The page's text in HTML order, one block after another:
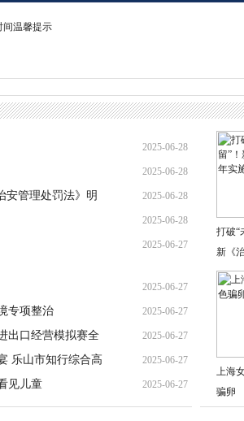
间温馨提示
2025-06-28
2025-06-28
安管理处罚法》明
2025-06-28
2025-06-28
2025-06-27
2025-06-27
专项整治 2025-06-27
出口经营模拟赛全
2025-06-27
乐山市知行综合高
2025-06-27
见儿童 2025-06-27
打破“
新《
施，
上海
骗卵